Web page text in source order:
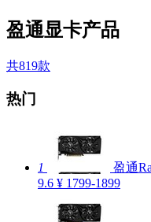
盈通显卡产品
共819款
热门
1
盈通
9.6 ¥ 1799-1899